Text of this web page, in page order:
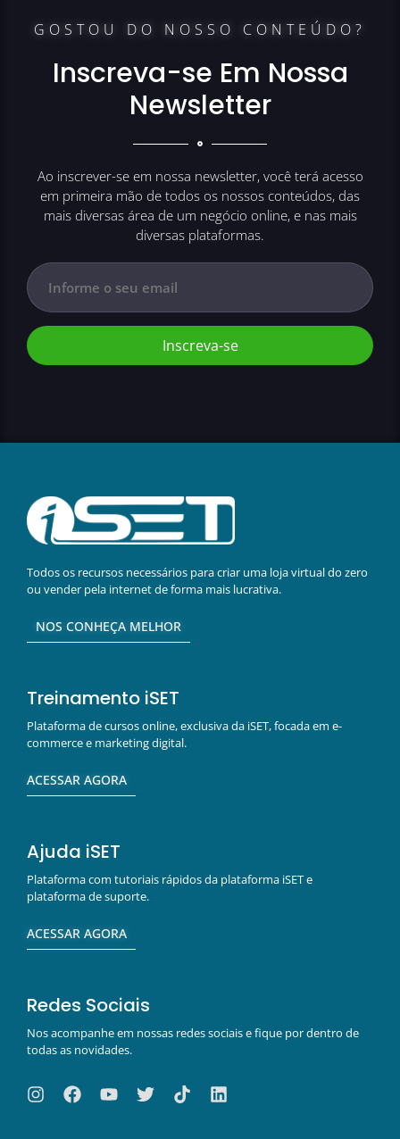
GOSTOU DO NOSSO CONTEÚDO?
Inscreva-se Em Nossa
Newsletter
Ao inscrever-se em nossa newsletter, você terá acesso
em primeira mão de todos os nossos conteúdos, das
mais diversas área de um negócio online, e nas mais
diversas plataformas.
Inscreva-se
Todos os recursos necessários para criar uma loja virtual do zero
ou vender pela internet de forma mais lucrativa.
NOS CONHEÇA MELHOR
Treinamento iSET
Plataforma de cursos online, exclusiva da iSET, focada em e-
commerce e marketing digital.
ACESSAR AGORA
Ajuda iSET
Plataforma com tutoriais rápidos da plataforma iSET e
plataforma de suporte.
ACESSAR AGORA
Redes Sociais
Nos acompanhe em nossas redes sociais e fique por dentro de
todas as novidades.